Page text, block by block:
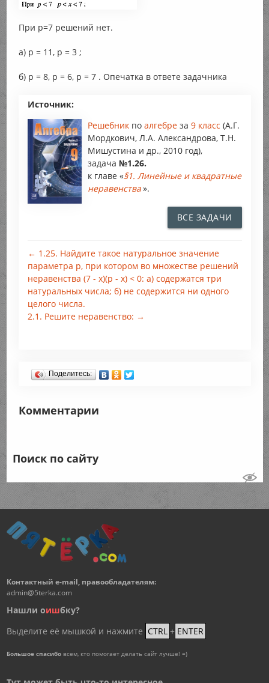
При р=7 решений нет.
а) р = 11, р = 3 ;
б) p = 8, p = 6, p = 7 . Опечатка в ответе задачника
Источник:
Решебник по алгебре за 9 класс (А.Г.
Мордкович, Л.А. Александрова, Т.Н.
Мишустина и др., 2010 год),
задача №1.26.
к главе «§1. Линейные и квадратные
неравенства».
ВСЕ ЗАДАЧИ
← 1.25. Найдите такое натуральное значение
параметра р, при котором во множестве решений
неравенства (7 - х)(р - х) < 0: а) содержатся три
натуральных числа; б) не содержится ни одного
целого числа.
2.1. Решите неравенство: →
Поделитесь:
Комментарии
Поиск по сайту
Контактный e-mail, правообладателям:
admin@5terka.com
Нашли оишбку?
Выделите её мышкой и нажмите CTRL + ENTER
Большое спасибовсем, кто помогает делать сайт лучше! =)